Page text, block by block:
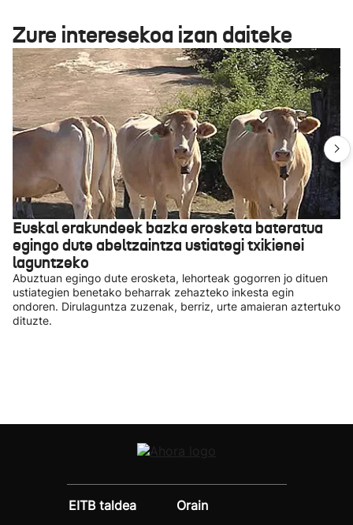
Zure interesekoa izan daiteke
Euskal erakundeek bazka erosketa bateratua
egingo dute abeltzaintza ustiategi txikienei
laguntzeko
Abuztuan egingo dute erosketa, lehorteak gogorren jo dituen
ustiategien benetako beharrak zehazteko inkesta egin
ondoren. Dirulaguntza zuzenak, berriz, urte amaieran aztertuko
dituzte.
EITB taldea
Orain